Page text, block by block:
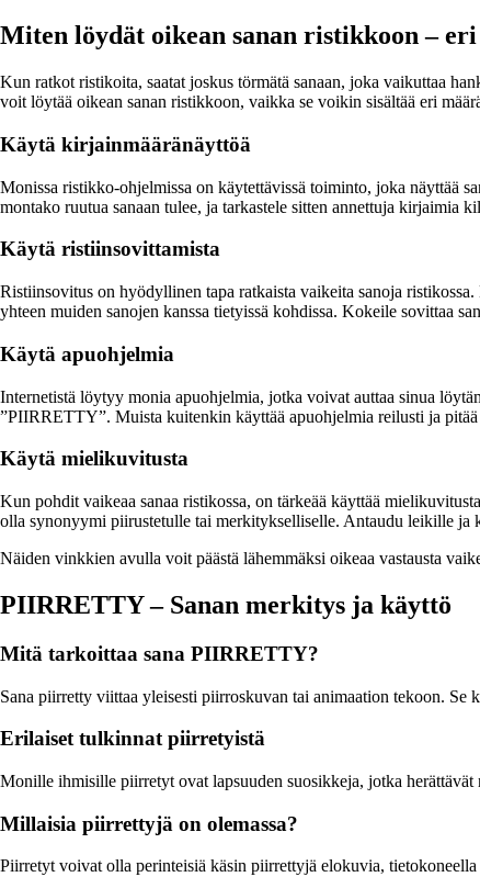
Miten löydät oikean sanan ristikkoon –
Kun ratkot ristikoita, saatat joskus törmätä sanaan, joka vaikuttaa
voit löytää oikean sanan ristikkoon, vaikka se voikin sisältää eri
Käytä kirjainmääränäyttöä
Monissa ristikko-ohjelmissa on käytettävissä toiminto, joka näyttää
montako ruutua sanaan tulee, ja tarkastele sitten annettuja kirjaimia
Käytä ristiinsovittamista
Ristiinsovitus on hyödyllinen tapa ratkaista vaikeita sanoja
yhteen muiden sanojen kanssa tietyissä kohdissa. Kokeile sovittaa
Käytä apuohjelmia
Internetistä löytyy monia apuohjelmia, jotka voivat auttaa sinua
”PIIRRETTY”. Muista kuitenkin käyttää apuohjelmia reilusti ja
Käytä mielikuvitusta
Kun pohdit vaikeaa sanaa ristikossa, on tärkeää käyttää
olla synonyymi piirustetulle tai merkitykselliselle. Antaudu leikille ja
Näiden vinkkien avulla voit päästä lähemmäksi oikeaa vastausta
PIIRRETTY – Sanan merkitys ja käyttö
Mitä tarkoittaa sana PIIRRETTY?
Sana piirretty viittaa yleisesti piirroskuvan tai animaation tekoon. Se
Erilaiset tulkinnat piirretyistä
Monille ihmisille piirretyt ovat lapsuuden suosikkeja, jotka
Millaisia piirrettyjä on olemassa?
Piirretyt voivat olla perinteisiä käsin piirrettyjä elokuvia,